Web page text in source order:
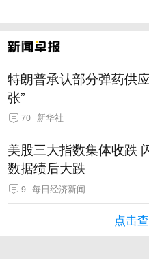
特朗普承认部分弹药供
张”
70 新华社
美股三大指数集体收跌
数据绩后大跌
9 每日经济新闻
点击